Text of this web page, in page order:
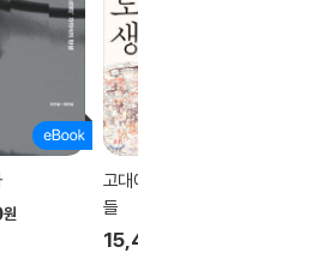
원
고대에서 도착한 생각
들
15,400